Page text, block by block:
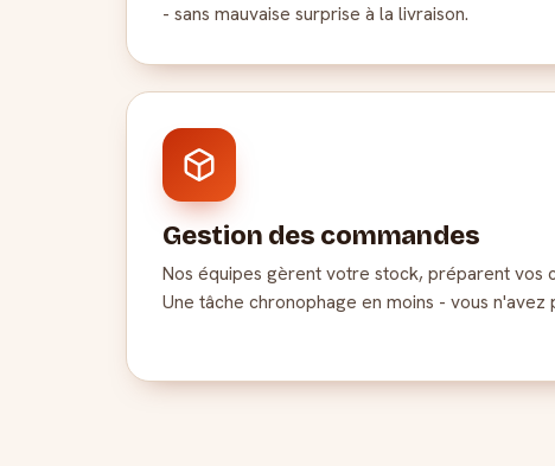
- sans mauvaise surprise à la livraison.
Gestion des commandes
Nos équipes gèrent votre stock, préparent vos
Une tâche chronophage en moins - vous n'avez